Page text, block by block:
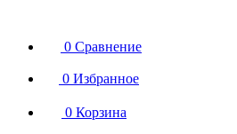
0 Сравнение
0 Избранное
0 Корзина